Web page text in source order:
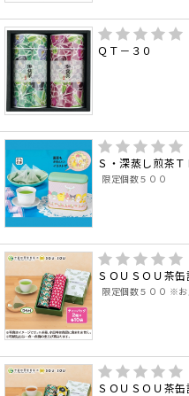
ＱＴ－３０
Ｓ・深蒸し煎茶Ｔ
限定個数５００
ＳＯＵＳＯＵ茶缶
限定個数５００ ※
ＳＯＵＳＯＵ茶缶